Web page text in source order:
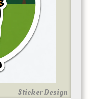
Sticker Design